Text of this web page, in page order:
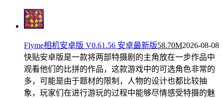
Flyme相机安卓版 V0.61.56 安卓最新版58.70M2026-08-08
快贴安卓版是一款将两部特摄剧的主角放在一步作品中
观看他们的比拼的作品，这款游戏中的可选角色非常的
多，可能是由于题材的限制，人物的设计也都比较抽
象，玩家们在进行游玩的过程中能够尽情感受特摄的魅